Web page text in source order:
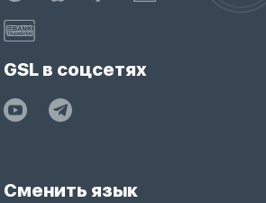
GSL в соцсетях
Сменить язык